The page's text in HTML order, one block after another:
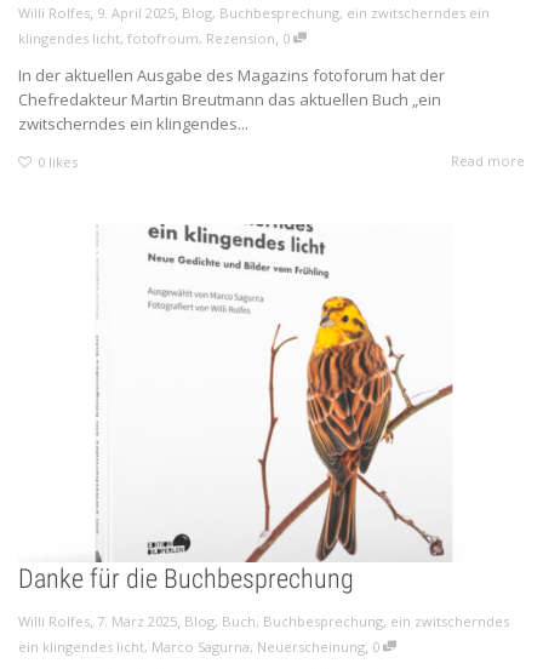
Willi Rolfes, 9. April 2025, Blog, Buchbesprechung, ein zwitscherndes ein
klingendes licht, fotofroum, Rezension, 0
In der aktuellen Ausgabe des Magazins fotoforum hat der
Chefredakteur Martin Breutmann das aktuellen Buch „ein
zwitscherndes ein klingendes...
0 likes Read more
Danke für die Buchbesprechung
Willi Rolfes, 7. März 2025, Blog, Buch, Buchbesprechung, ein zwitscherndes
ein klingendes licht, Marco Sagurna, Neuerscheinung, 0